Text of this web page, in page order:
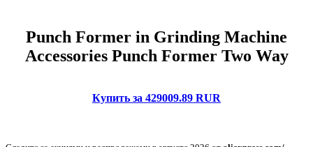
Punch Former in Grinding Machine
Accessories Punch Former Two Way
Купить за 429009.89 RUR